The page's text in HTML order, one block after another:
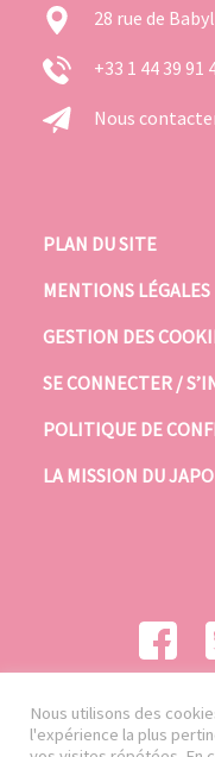
28 rue de
+33 1 44 39 91
Nous
PLAN DU SITE
MENTIONS LÉGALES
GESTION DES
SE CONNECTER /
POLITIQUE DE
LA MISSION DU
Nous utilisons des
l'expérience la plus